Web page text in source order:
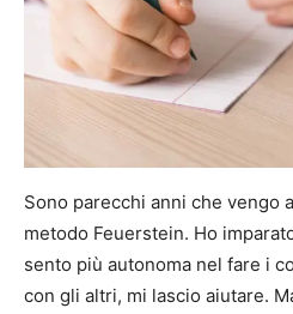
Sono parecchi anni che vengo
metodo Feuerstein. Ho
sento più autonoma nel fare i
con gli altri, mi lascio aiutare.